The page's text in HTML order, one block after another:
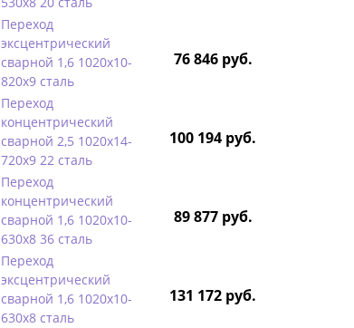
Переход
эксцентрический
сварной 1,6 1020х10-
820х9 сталь
76 846 руб.
Переход
концентрический
сварной 2,5 1020х14-
720х9 22 сталь
100 194 руб.
Переход
концентрический
сварной 1,6 1020х10-
630х8 36 сталь
89 877 руб.
Переход
эксцентрический
сварной 1,6 1020х10-
630х8 сталь
131 172 руб.